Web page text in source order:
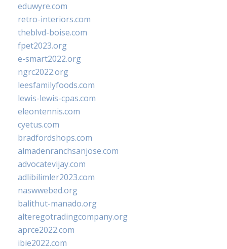
eduwyre.com
retro-interiors.com
theblvd-boise.com
fpet2023.org
e-smart2022.org
ngrc2022.org
leesfamilyfoods.com
lewis-lewis-cpas.com
eleontennis.com
cyetus.com
bradfordshops.com
almadenranchsanjose.com
advocatevijay.com
adlibilimler2023.com
naswwebed.org
balithut-manado.org
alteregotradingcompany.org
aprce2022.com
ibie2022.com